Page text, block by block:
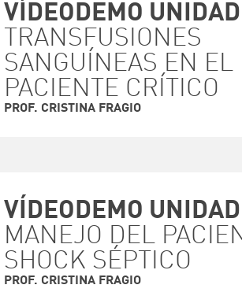
VER VIDEO
VÍDEODEMO
TRANSFUSIONES
SANGUÍNEAS EN EL
PACIENTE CRÍTICO
PROF. CRISTINA FRAGIO
VER VIDEO
VÍDEODEMO
MANEJO DEL
SHOCK SÉPTICO
PROF. CRISTINA FRAGIO